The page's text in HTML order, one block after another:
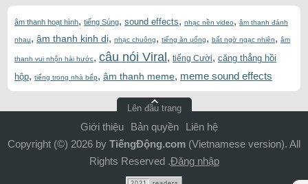
âm thanh hoạt hình, tiếng Súng, sound effects, nhạc nền video, âm thanh đánh
nhau, âm thanh kinh dị, nhạc chuông, tiếng ăn uống, bất ngờ ngạc nhiên, âm
thanh vui nhộn hài hước, câu nói Viral , tiếng Cười, căng thẳng hồi
hộp, tiếng trong nhà bếp, âm thanh meme, meme sound effects
Lên đầu trang
Giới thiệu Bản quyền
Liên hệ
Copyright (©) 2026 by TiếngĐộng.com (Vietnamese version). All
Rights Reserved .Đăng nhập